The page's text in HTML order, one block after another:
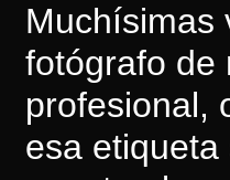
Muchísimas
fotógrafo de
profesional,
esa